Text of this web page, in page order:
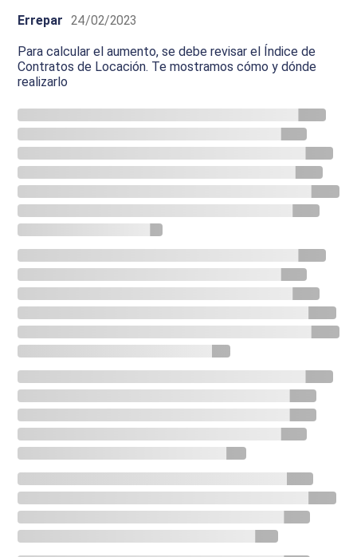
Errepar 24/02/2023
Para calcular el aumento, se debe revisar el Índice de
Contratos de Locación. Te mostramos cómo y dónde
realizarlo